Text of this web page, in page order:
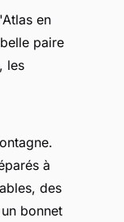
en
paire
, les
à
des
bonnet